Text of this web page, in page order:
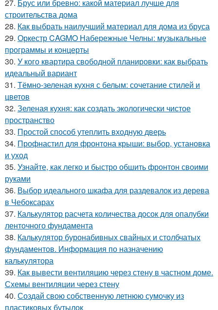
27. Брус или бревно: какой материал лучше для
строительства дома
28. Как выбрать наилучший материал для дома из бруса
29. Оркестр CAGMO Набережные Челны: музыкальные
программы и концерты
30. У кого квартира свободной планировки: как выбрать
идеальный вариант
31. Тёмно-зеленая кухня с белым: сочетание стилей и
цветов
32. Зеленая кухня: как создать экологически чистое
пространство
33. Простой способ утеплить входную дверь
34. Профнастил для фронтона крыши: выбор, установка
и уход
35. Узнайте, как легко и быстро обшить фронтон своими
руками
36. Выбор идеального шкафа для раздевалок из дерева
в Чебоксарах
37. Калькулятор расчета количества досок для опалубки
ленточного фундамента
38. Калькулятор буронабивных свайных и столбчатых
фундаментов. Информация по назначению
калькулятора
39. Как вывести вентиляцию через стену в частном доме.
Схемы вентиляции через стену
40. Создай свою собственную летнюю сумочку из
пластиковых бутылок